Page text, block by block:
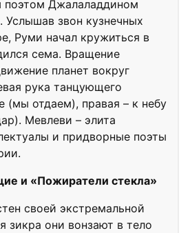
поэтом Джалаладдином
Услышав звон кузнечных
Руми начал кружиться в
сема. Вращение
планет вокруг
рука танцующего
(мы отдаем), правая – к небу
Мевлеви – элита
и придворные поэты
и «Пожиратели стекла»
своей экстремальной
зикра они вонзают в тело